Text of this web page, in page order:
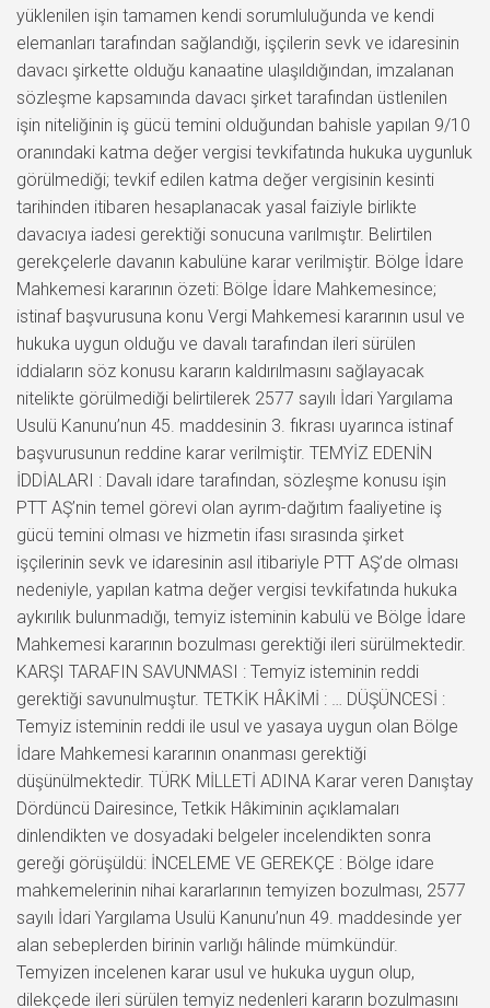
yüklenilen işin tamamen kendi sorumluluğunda ve kendi
elemanları tarafından sağlandığı, işçilerin sevk ve idaresinin
davacı şirkette olduğu kanaatine ulaşıldığından, imzalanan
sözleşme kapsamında davacı şirket tarafından üstlenilen
işin niteliğinin iş gücü temini olduğundan bahisle yapılan 9/10
oranındaki katma değer vergisi tevkifatında hukuka uygunluk
görülmediği; tevkif edilen katma değer vergisinin kesinti
tarihinden itibaren hesaplanacak yasal faiziyle birlikte
davacıya iadesi gerektiği sonucuna varılmıştır. Belirtilen
gerekçelerle davanın kabulüne karar verilmiştir. Bölge İdare
Mahkemesi kararının özeti: Bölge İdare Mahkemesince;
istinaf başvurusuna konu Vergi Mahkemesi kararının usul ve
hukuka uygun olduğu ve davalı tarafından ileri sürülen
iddiaların söz konusu kararın kaldırılmasını sağlayacak
nitelikte görülmediği belirtilerek 2577 sayılı İdari Yargılama
Usulü Kanunu’nun 45. maddesinin 3. fıkrası uyarınca istinaf
başvurusunun reddine karar verilmiştir. TEMYİZ EDENİN
İDDİALARI : Davalı idare tarafından, sözleşme konusu işin
PTT AŞ’nin temel görevi olan ayrım-dağıtım faaliyetine iş
gücü temini olması ve hizmetin ifası sırasında şirket
işçilerinin sevk ve idaresinin asıl itibariyle PTT AŞ’de olması
nedeniyle, yapılan katma değer vergisi tevkifatında hukuka
aykırılık bulunmadığı, temyiz isteminin kabulü ve Bölge İdare
Mahkemesi kararının bozulması gerektiği ileri sürülmektedir.
KARŞI TARAFIN SAVUNMASI : Temyiz isteminin reddi
gerektiği savunulmuştur. TETKİK HÂKİMİ : … DÜŞÜNCESİ :
Temyiz isteminin reddi ile usul ve yasaya uygun olan Bölge
İdare Mahkemesi kararının onanması gerektiği
düşünülmektedir. TÜRK MİLLETİ ADINA Karar veren Danıştay
Dördüncü Dairesince, Tetkik Hâkiminin açıklamaları
dinlendikten ve dosyadaki belgeler incelendikten sonra
gereği görüşüldü: İNCELEME VE GEREKÇE : Bölge idare
mahkemelerinin nihai kararlarının temyizen bozulması, 2577
sayılı İdari Yargılama Usulü Kanunu’nun 49. maddesinde yer
alan sebeplerden birinin varlığı hâlinde mümkündür.
Temyizen incelenen karar usul ve hukuka uygun olup,
dilekçede ileri sürülen temyiz nedenleri kararın bozulmasını